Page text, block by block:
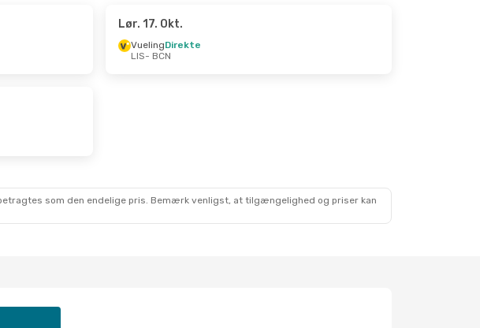
Lør. 17. Okt.
VuelingDirekte
LIS- BCN
som den endelige pris. Bemærk venligst, at tilgængelighed og priser kan